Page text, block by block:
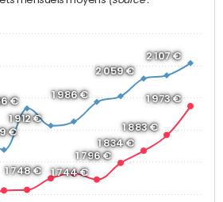
1 748 € 1 744 €
1 796 €
1 834 €
1 883 €
1 973 €
€
€
1 912 €
1 986 €
2 059 €
2 107 €